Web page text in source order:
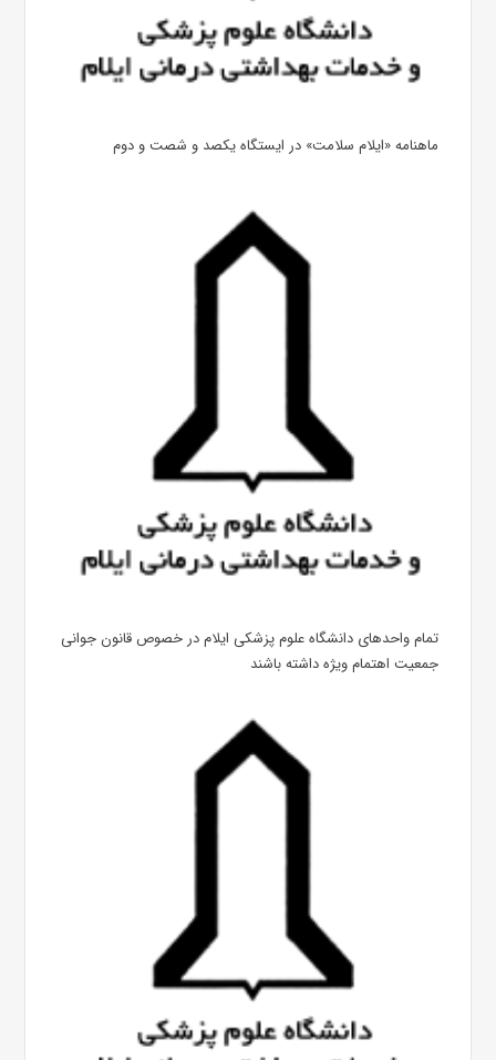
ماهنامه «ایلام سلامت» در ایستگاه یکصد و شصت و دوم
تمام واحدهای دانشگاه علوم پزشکی ایلام در خصوص قانون جوانی
جمعیت اهتمام ویژه داشته باشند